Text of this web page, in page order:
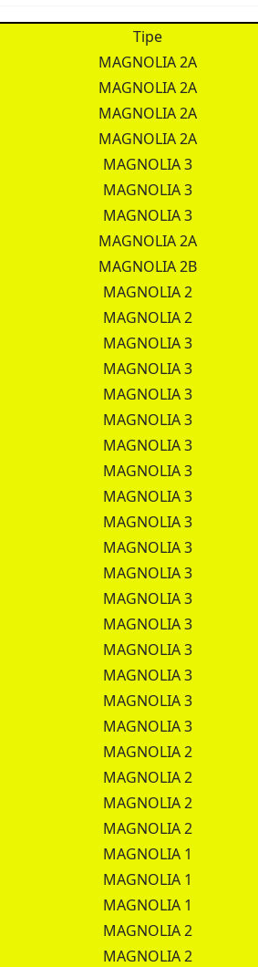
Tipe
MAGNOLIA 2A
MAGNOLIA 2A
MAGNOLIA 2A
MAGNOLIA 2A
MAGNOLIA 3
MAGNOLIA 3
MAGNOLIA 3
MAGNOLIA 2A
MAGNOLIA 2B
MAGNOLIA 2
MAGNOLIA 2
MAGNOLIA 3
MAGNOLIA 3
MAGNOLIA 3
MAGNOLIA 3
MAGNOLIA 3
MAGNOLIA 3
MAGNOLIA 3
MAGNOLIA 3
MAGNOLIA 3
MAGNOLIA 3
MAGNOLIA 3
MAGNOLIA 3
MAGNOLIA 3
MAGNOLIA 3
MAGNOLIA 3
MAGNOLIA 3
MAGNOLIA 2
MAGNOLIA 2
MAGNOLIA 2
MAGNOLIA 2
MAGNOLIA 1
MAGNOLIA 1
MAGNOLIA 1
MAGNOLIA 2
MAGNOLIA 2